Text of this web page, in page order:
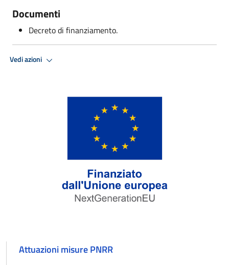
Documenti
Decreto di finanziamento.
Vedi azioni
Attuazioni misure PNRR